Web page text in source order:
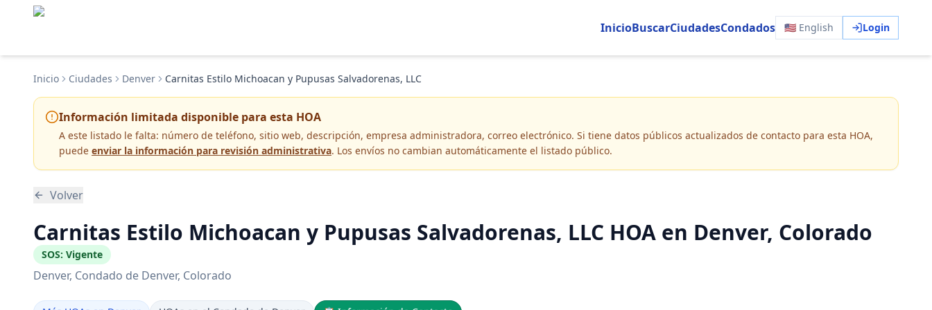
InicioBuscarCiudadesCondados 🇺🇸 English Login
Inicio Ciudades Denver Carnitas Estilo Michoacan y Pupusas Salvadorenas, LLC
Información limitada disponible para esta HOA
A este listado le falta: número de teléfono, sitio web, descripción, empresa administradora, correo electrónico. Si tiene datos públicos actualizados de contacto para esta HOA,
puede enviar la información para revisión administrativa. Los envíos no cambian automáticamente el listado público.
Volver
Carnitas Estilo Michoacan y Pupusas Salvadorenas, LLC HOA en Denver, Colorado
SOS: Vigente
Denver, Condado de Denver, Colorado